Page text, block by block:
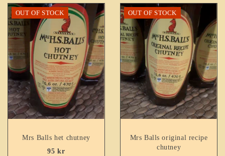
OUT OF STOCK
Mrs Balls het chutney
95kr
OUT OF STOCK
Mrs Balls original recipe
chutney